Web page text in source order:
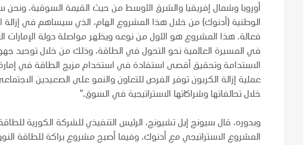
أوروبا وشمال إفريقيا والشرق الأوسط من حيث القيمة السوقية،
الوطنية (أدنوك) من خلال هذا المشروع الهام، الذي سيساهم في
فعالة. هذا المشروع هو الأول من نوعه ويظهر مواصلة دولة الإمارات
في المسيرة العالمية نحو التحول في الطاقة، وذلك من خلال توحيد
الاستدامة وتحقيق أقصى استفادة في استخدام مزيج الطاقة في إمارة
عملية إزالة الكربون توفر الفرص للتعاون والنمو على الصعيدين
خلال تحالفاتها وشراكاتها الاستراتيجية في السوق."
وبدوره، قال سيونج إيل تشيونج، الرئيس التنفيذي للشركة الكورية
المشروع الاستراتيجي مع أدنوك. وفيما أصبح مشروع براكة للطاقة